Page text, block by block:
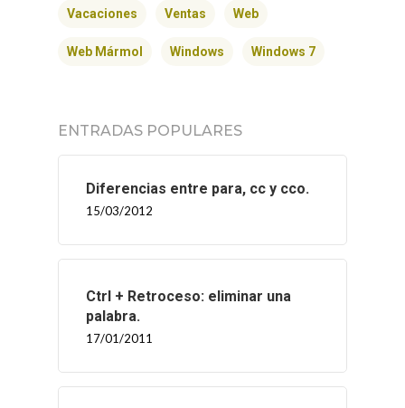
Vacaciones Ventas Web
Web Mármol Windows Windows 7
ENTRADAS POPULARES
Diferencias entre para, cc y cco.
15/03/2012
Ctrl + Retroceso: eliminar una
palabra.
17/01/2011
SERVICIOS
BLOG